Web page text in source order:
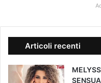
Articoli recenti